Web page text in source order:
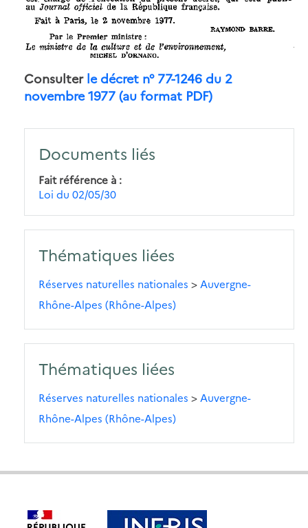
Consulter le décret n° 77-1246 du 2
novembre 1977 (au format PDF)
Documents liés
Fait référence à
Loi du 02/05/30
Thématiques liées
Réserves naturelles nationales > Auvergne-
Rhône-Alpes (Rhône-Alpes)
Thématiques liées
Réserves naturelles nationales > Auvergne-
Rhône-Alpes (Rhône-Alpes)